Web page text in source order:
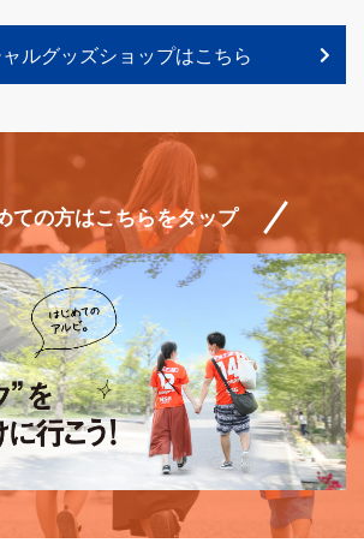
ルグッズショップはこちら
ての方はこちらをタップ